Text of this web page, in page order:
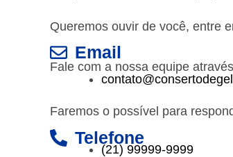
Queremos ouvir de você, entre
Email
Fale com a nossa equipe
Faremos o possível para
Telefone
(21) 99999-9999